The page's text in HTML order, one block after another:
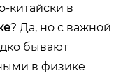
китайски в
? Да, но с важной
бывают
в физике